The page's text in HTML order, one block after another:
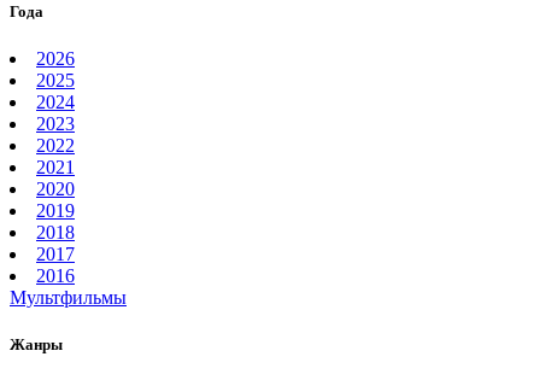
Года
2026
2025
2024
2023
2022
2021
2020
2019
2018
2017
2016
Мультфильмы
Жанры